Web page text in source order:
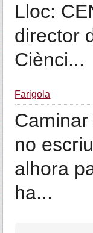
Lloc:
director
Ciènci...
Farigola
no
alhora
ha...